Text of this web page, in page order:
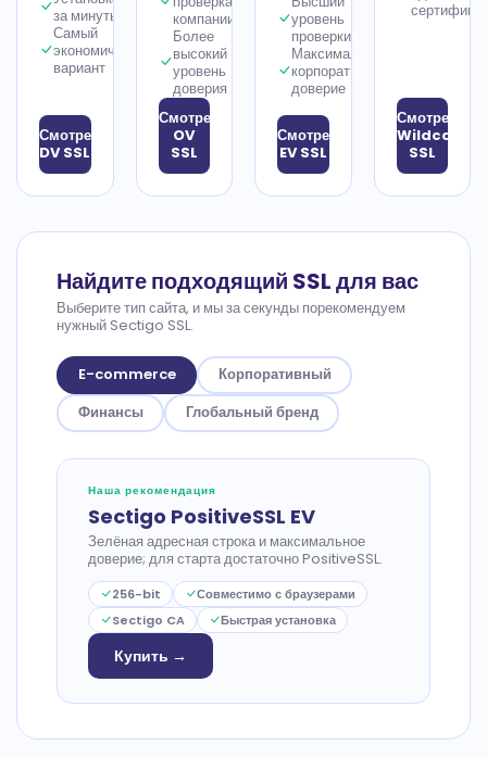
за минуты
Самый
экономичный
вариант
Смотреть
DV SSL
компании
Более
высокий
уровень
доверия
Смотреть
OV
SSL
уровень
проверки
Максимальное
корпоративное
доверие
Смотреть
EV SSL
Смотреть
Wildcard
SSL
Найдите подходящий SSL для вас
Выберите тип сайта, и мы за секунды порекомендуем
нужный Sectigo SSL.
E-commerce
Корпоративный
Финансы
Глобальный бренд
Наша рекомендация
Sectigo PositiveSSL EV
Зелёная адресная строка и максимальное
доверие; для старта достаточно PositiveSSL.
256-bit
Совместимо с браузерами
Sectigo CA
Быстрая установка
Купить →